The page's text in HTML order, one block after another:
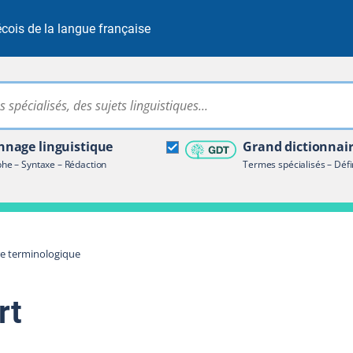
de la langue française
Rechercher dans tout le site
linguistique
– Syntaxe – Rédaction
Grand
Termes spécialisés –
terminologique
terminologique